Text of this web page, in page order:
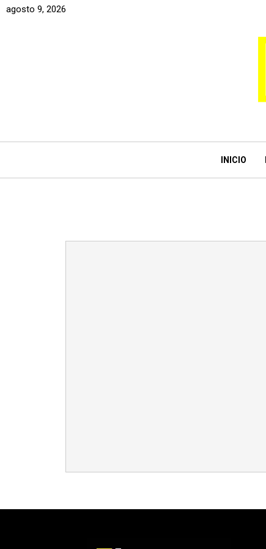
agosto 9, 2026
INICIO